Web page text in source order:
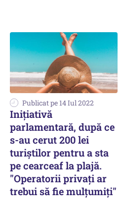
Publicat pe 14 Iul 2022
Iniţiativă
parlamentară, după ce
s-au cerut 200 lei
turiştilor pentru a sta
pe cearceaf la plajă.
"Operatorii privaţi ar
trebui să fie mulţumiţi"